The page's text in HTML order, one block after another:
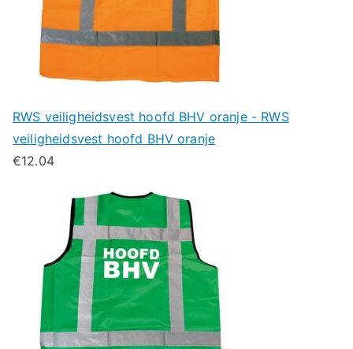
RWS veiligheidsvest hoofd BHV oranje - RWS
veiligheidsvest hoofd BHV oranje
€12.04